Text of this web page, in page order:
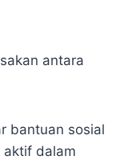
antara
bantuan sosial
aktif dalam